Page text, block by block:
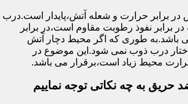
برابر حرارت و شعله آتش،پایدار است.درب
برابر نفوذ رطوبت مقاوم است،در برابر
باشد.به طوری که اگر محیط دچار آتش
درب ذوب نمی شود.این موضوع در
محیط زیاد است،برقرار می باشد.
حریق به چه نکاتی توجه نماییم